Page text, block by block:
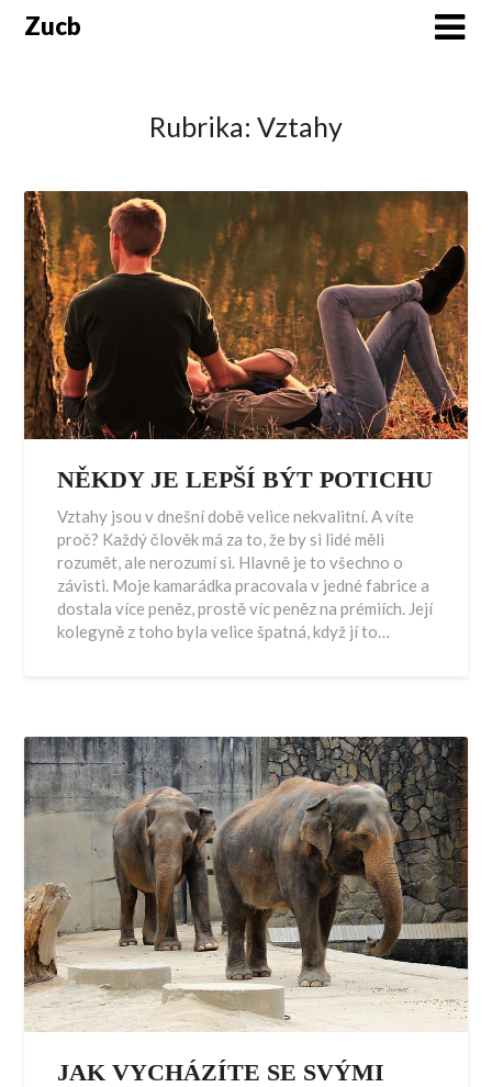
SkipZucb
Rubrika: Vztahy
NĚKDY JE LEPŠÍ BÝT POTICHU
Vztahy jsou v dnešní době velice nekvalitní. A víte
proč? Každý člověk má za to, že by si lidé měli
rozumět, ale nerozumí si. Hlavně je to všechno o
závisti. Moje kamarádka pracovala v jedné fabrice a
dostala více peněz, prostě víc peněz na prémiích. Její
kolegyně z toho byla velice špatná, když jí to…
JAK VYCHÁZÍTE SE SVÝMI